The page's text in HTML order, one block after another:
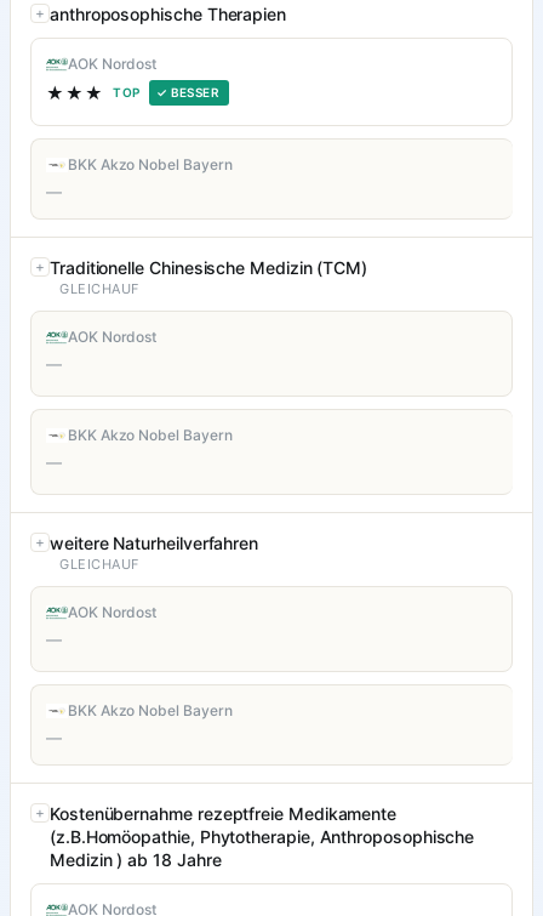
anthroposophische Therapien
AOK Nordost
★★★ TOP ✓ BESSER
BKK Akzo Nobel Bayern
—
Traditionelle Chinesische Medizin (TCM)
GLEICHAUF
AOK Nordost
—
BKK Akzo Nobel Bayern
—
weitere Naturheilverfahren
GLEICHAUF
AOK Nordost
—
BKK Akzo Nobel Bayern
—
Kostenübernahme rezeptfreie Medikamente
(z.B.Homöopathie, Phytotherapie, Anthroposophische
Medizin ) ab 18 Jahre
AOK Nordost